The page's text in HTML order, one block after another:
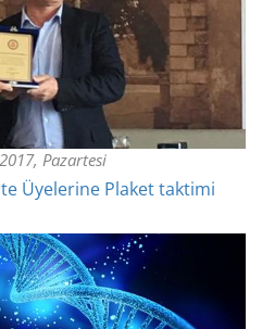
Pazartesi
Üyelerine Plaket taktimi